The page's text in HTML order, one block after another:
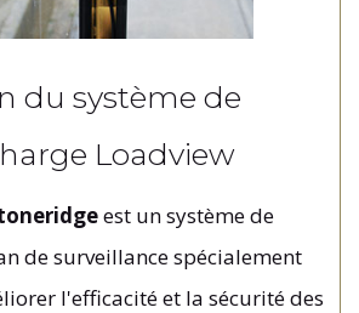
du système de
Loadview
est un système de
de surveillance spécialement
l'efficacité et la sécurité des